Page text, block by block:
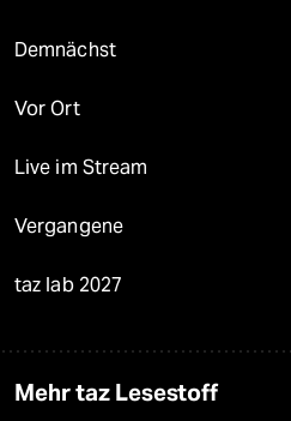
Demnächst
Vor Ort
Live im Stream
Vergangene
taz lab 2027
Mehr taz Lesestoff